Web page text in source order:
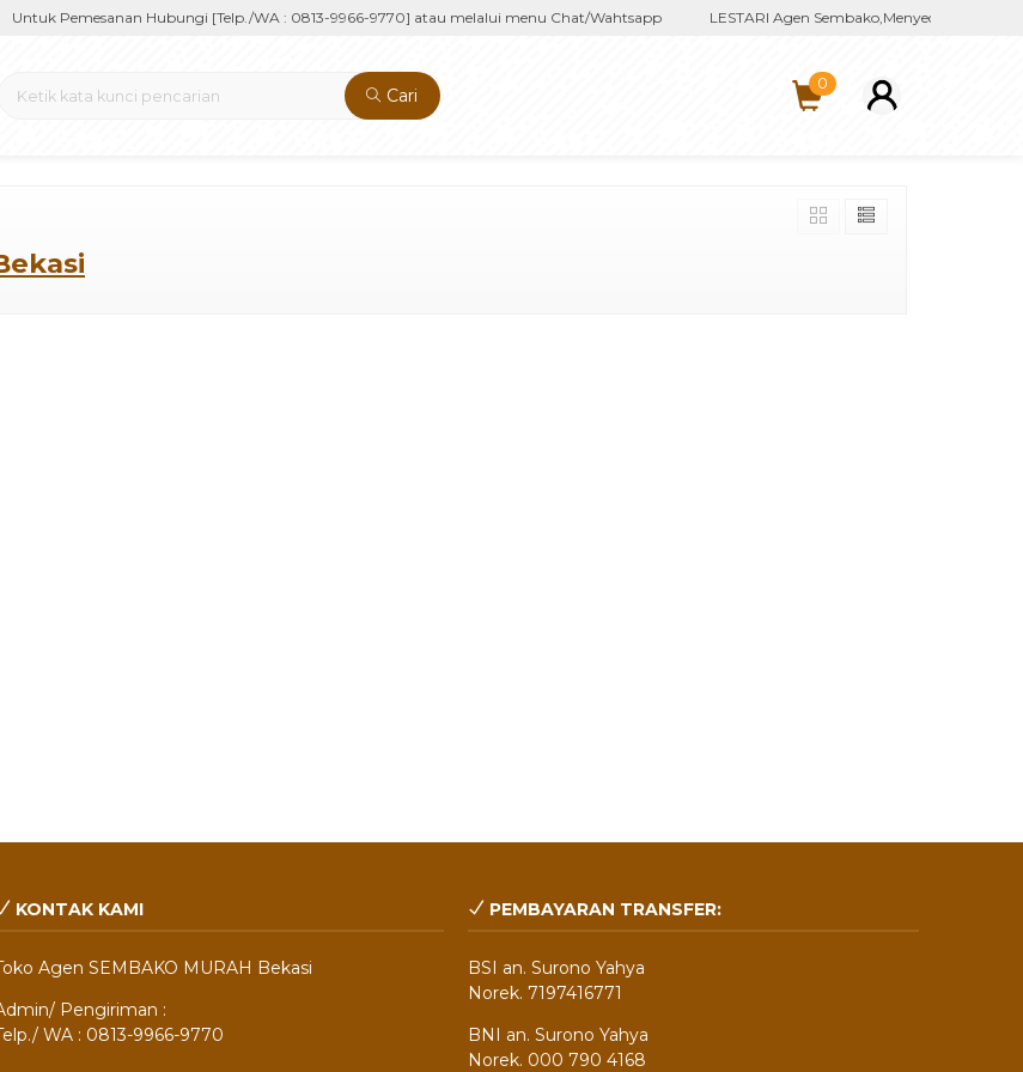
Untuk Pemesanan Hubungi [Telp./WA : 0813-9966-9770] atau melalui menu Chat/Wahtsapp LESTARI Agen Sembako,Menyediakan
Cari
0
KONTAK KAMI
Agen SEMBAKO MURAH Bekasi
Pengiriman :
WA : 0813-9966-9770
PEMBAYARAN TRANSFER:
BSI an. Surono Yahya
Norek. 7197416771
BNI an. Surono Yahya
Norek. 000 790 4168